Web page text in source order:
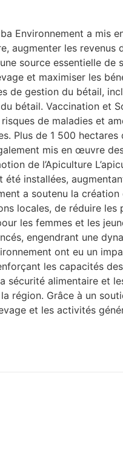
Environnement a mis
augmenter les
source essentielle
et maximiser les
de gestion du bétail,
Vaccination et
de maladies et
Plus de 1 500
mis en œuvre
de l’Apiculture
installées,
a soutenu la
locales, de réduire les
les femmes et les
engendrant une
ont eu un
les capacités
alimentaire et
région. Grâce à un
et les activités